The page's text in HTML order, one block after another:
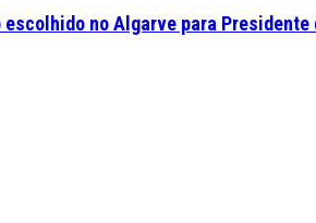
no Algarve para Presidente